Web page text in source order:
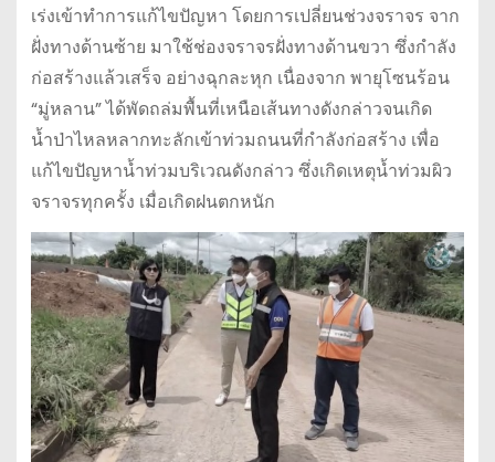
เร่งเข้าทำการแก้ไขปัญหา โดยการเปลี่ยนช่วงจราจร จาก
ฝั่งทางด้านซ้าย มาใช้ช่องจราจรฝั่งทางด้านขวา ซึ่งกำลัง
ก่อสร้างแล้วเสร็จ อย่างฉุกละหุก เนื่องจาก พายุโซนร้อน
“มู่หลาน” ได้พัดถล่มพื้นที่เหนือเส้นทางดังกล่าวจนเกิด
น้ำป่าไหลหลากทะลักเข้าท่วมถนนที่กำลังก่อสร้าง เพื่อ
แก้ไขปัญหาน้ำท่วมบริเวณดังกล่าว ซึ่งเกิดเหตุน้ำท่วมผิว
จราจรทุกครั้ง เมื่อเกิดฝนตกหนัก